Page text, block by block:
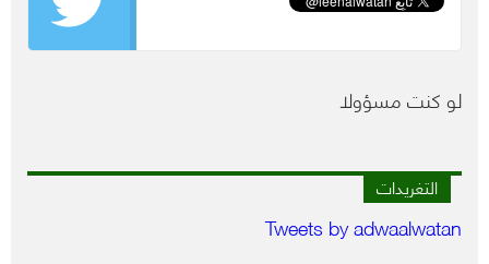
لو كنت مسؤولا
التغريدات
Tweets by adwaalwatan